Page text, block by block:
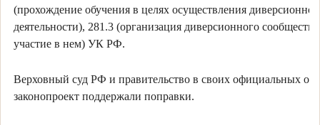
(прохождение обучения в целях осуществления диверсионной
деятельности), 281.3 (организация диверсионного
участие в нем) УК РФ.
Верховный суд РФ и правительство в своих официальных
законопроект поддержали поправки.